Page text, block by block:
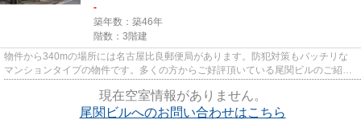
-
築年数：築46年
階数：3階建
物件から340mの場所には名古屋比良郵便局があります。防犯対策もバッチリな
マンションタイプの物件です。多くの方からご好評頂いている尾関ビルのご紹介
現在空室情報がありません。
尾関ビルへのお問い合わせはこちら